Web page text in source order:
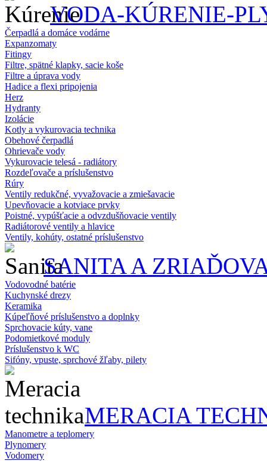
VODA-KÚRENIE-
Čerpadlá a domáce vodárne
Expanzomaty
Fitingy
Filtre, spätné klapky, sacie koše
Filtre a úprava vody
Hadice a flexi pripojenia
Herz
Hydranty
Izolácie
Kotly a vykurovacia technika
Obehové čerpadlá
Ohrievače vody
Vykurovacie telesá - radiátory
Rozdeľovače a príslušenstvo
Rúry
Ventily redukčné, vyvažovacie a zmiešavacie
Upevňovacie a kotviace prvky
Poistné, vypúšťacie a odvzdušňovacie ventily
Radiátorové ventily a hlavice
Ventily, kohúty, ostatné príslušenstvo
SANITA A
Vodovodné batérie
Kuchynské drezy
Keramika
Kúpeľňové príslušenstvo a doplnky
Sprchovacie kúty, vane
Podomietkové moduly
Príslušenstvo k WC
Sifóny, vpuste, sprchové žľaby, pilety
MERACIA
Manometre a teplomery
Plynomery
Vodomery